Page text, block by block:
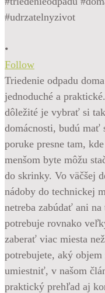
•
Follow
Triedenie odpadu
jednoduché a
dôležité je vybrať si
domácnosti, budú mať
poruke presne tam,
menšom byte môžu
do skrinky. Vo väčšej
nádoby do technickej
netreba zabúdať ani
potrebuje rovnako
zaberať viac miesta
potrebujete, aký
umiestniť, v našom
praktický prehľad aj